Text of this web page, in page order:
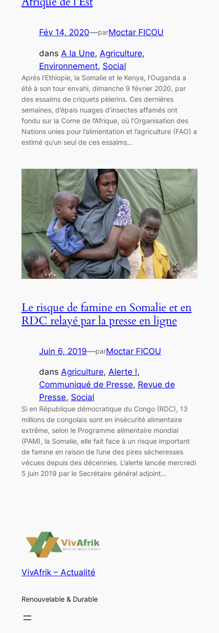
Fév 14, 2020—parMoctar FICOU
dans A la Une, Agriculture
Environnement, Social
Après l’Ethiopie, la Somalie et le Kenya, l’Ouganda a
été à son tour envahi, dimanche 9 février 2020, par
des essaims de criquets pèlerins. Ces dernières
semaines, d’épais nuages d’insectes affamés ont
fondu sur la Corne de l’Afrique, où l’Organisation des
Nations unies pour l’alimentation et l’agriculture (FAO) a
estimé qu’un seul de ces essaims…
Le risque de famine en Somalie et en
RDC relayé par la presse en ligne
Juin 6, 2019—parMoctar FICOU
dans Agriculture, Alerte !
Communiqué de Presse, Revue de
Presse, Social
Si en République démocratique du Congo (RDC), 13
millions de congolais sont en insécurité alimentaire
extrême, selon le Programme alimentaire mondial
(PAM), la Somalie, elle fait face à un risque important
de famine en raison de l’une des pires sécheresses
vécues depuis des décennies. L’alerte lancée mercredi
5 juin 2019 par le Secrétaire général adjoint…
VivAfrik – Actualité
Renouvelable & Durable